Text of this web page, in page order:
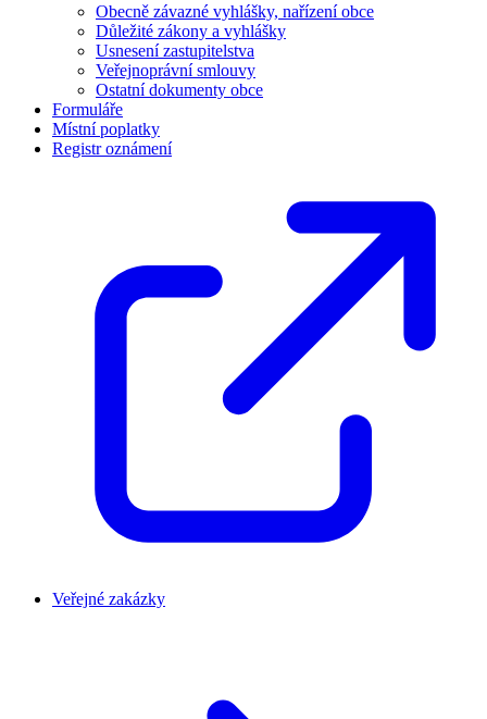
Obecně závazné vyhlášky, nařízení obce
Důležité zákony a vyhlášky
Usnesení zastupitelstva
Veřejnoprávní smlouvy
Ostatní dokumenty obce
Formuláře
Místní poplatky
Registr oznámení
Veřejné zakázky